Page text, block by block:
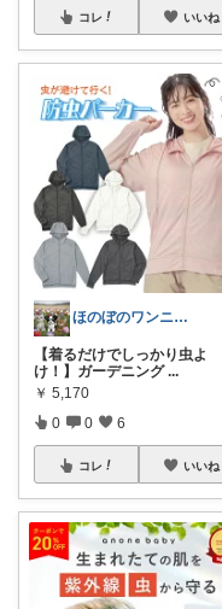
コレ いいね
ほのぼのワンニャン日和🐾
【着るだけでしっかり虫よ
け！】ガーデニング ...
￥ 5,170
0 0 6
コレ いいね